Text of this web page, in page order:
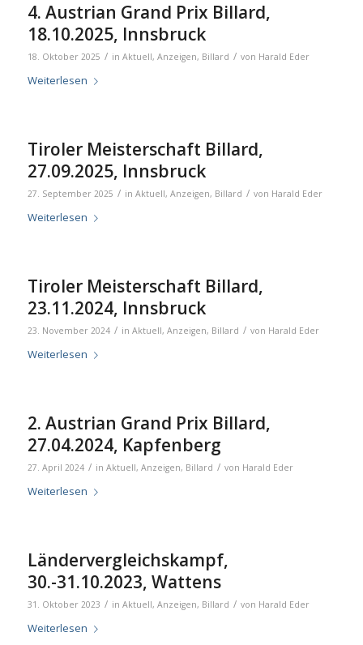
4. Austrian Grand Prix Billard,
18.10.2025, Innsbruck
18. Oktober 2025 / in Aktuell, Anzeigen, Billard / von Harald Eder
Weiterlesen
Tiroler Meisterschaft Billard,
27.09.2025, Innsbruck
27. September 2025 / in Aktuell, Anzeigen, Billard / von Harald Eder
Weiterlesen
Tiroler Meisterschaft Billard,
23.11.2024, Innsbruck
23. November 2024 / in Aktuell, Anzeigen, Billard / von Harald Eder
Weiterlesen
2. Austrian Grand Prix Billard,
27.04.2024, Kapfenberg
27. April 2024 / in Aktuell, Anzeigen, Billard / von Harald Eder
Weiterlesen
Ländervergleichskampf,
30.-31.10.2023, Wattens
31. Oktober 2023 / in Aktuell, Anzeigen, Billard / von Harald Eder
Weiterlesen